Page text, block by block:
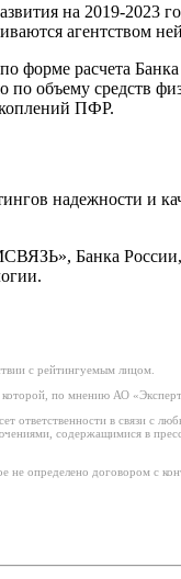
на 2019-2023
агентством
расчета
объему средств
ПФР.
надежности и
Банка
с рейтингуемым лицом.
по мнению АО
ответственности в связи с
содержащимися в
определено договором с